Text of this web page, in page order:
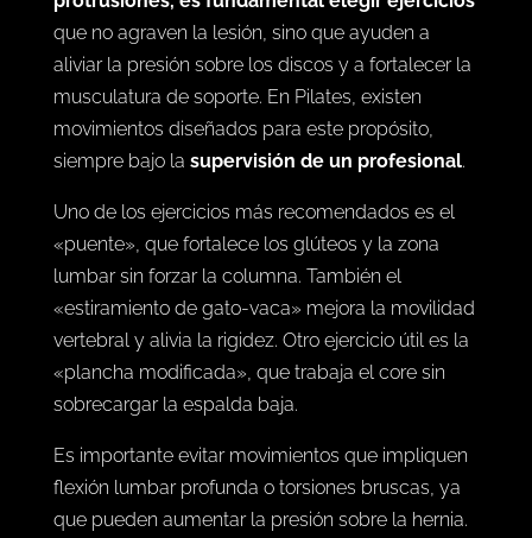
que no agraven la lesión, sino que ayuden a
aliviar la presión sobre los discos y a fortalecer la
musculatura de soporte. En Pilates, existen
movimientos diseñados para este propósito,
siempre bajo la supervisión de un profesional.
Uno de los ejercicios más recomendados es el
«puente», que fortalece los glúteos y la zona
lumbar sin forzar la columna. También el
«estiramiento de gato-vaca» mejora la movilidad
vertebral y alivia la rigidez. Otro ejercicio útil es la
«plancha modificada», que trabaja el core sin
sobrecargar la espalda baja.
Es importante evitar movimientos que impliquen
flexión lumbar profunda o torsiones bruscas, ya
que pueden aumentar la presión sobre la hernia.